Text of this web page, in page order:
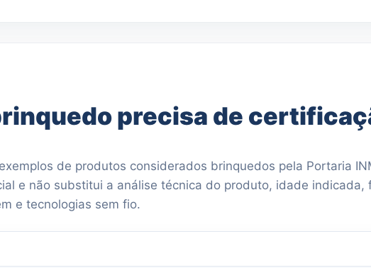
precisa de
de produtos considerados brinquedos pela Portaria
e não substitui a análise técnica do produto, idade indicada,
e tecnologias sem fio.